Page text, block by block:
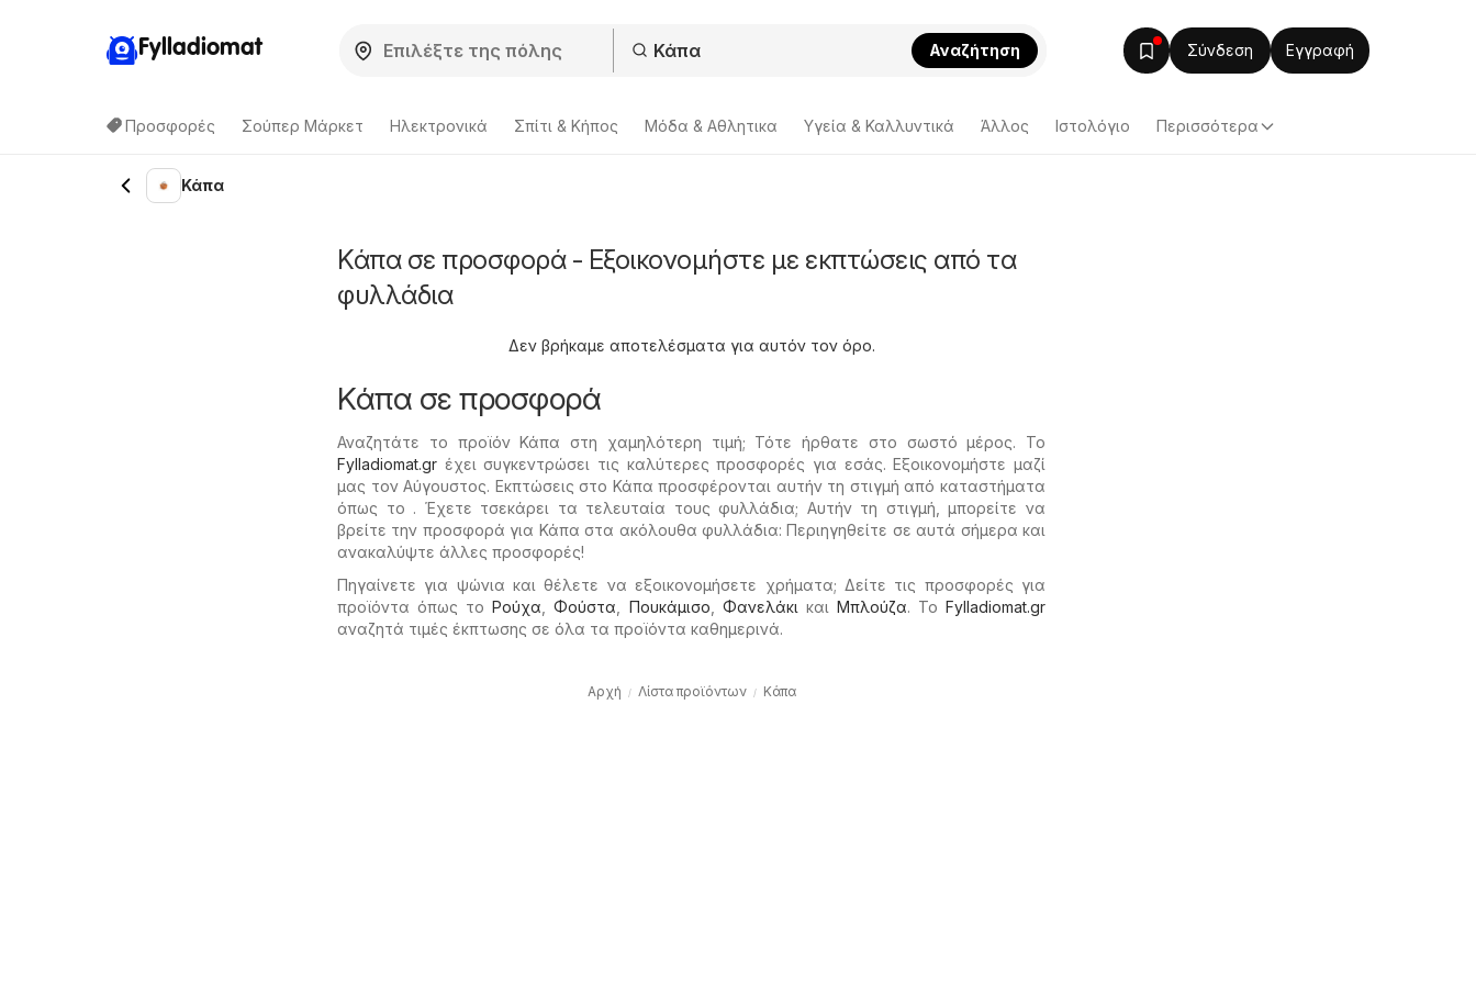
Fylladiomat Αναζήτηση Σύνδεση Εγγραφή
Προσφορές Σούπερ Μάρκετ Hλεκτρονικά Σπίτι & Κήπος Μόδα & Aθλητικα Υγεία & Καλλυντικά Άλλος Ιστολόγιο Περισσότερα
Κάπα
Κάπα σε προσφορά - Εξοικονομήστε με εκπτώσεις από τα
φυλλάδια
Δεν βρήκαμε αποτελέσματα για αυτόν τον όρο.
Κάπα σε προσφορά
Αναζητάτε το προϊόν Κάπα στη χαμηλότερη τιμή; Τότε ήρθατε στο σωστό μέρος. Το
Fylladiomat.gr έχει συγκεντρώσει τις καλύτερες προσφορές για εσάς. Εξοικονομήστε μαζί
μας τον Αύγουστος. Εκπτώσεις στο Κάπα προσφέρονται αυτήν τη στιγμή από καταστήματα
όπως το . Έχετε τσεκάρει τα τελευταία τους φυλλάδια; Αυτήν τη στιγμή, μπορείτε να
βρείτε την προσφορά για Κάπα στα ακόλουθα φυλλάδια: Περιηγηθείτε σε αυτά σήμερα και
ανακαλύψτε άλλες προσφορές!
Πηγαίνετε για ψώνια και θέλετε να εξοικονομήσετε χρήματα; Δείτε τις προσφορές για
προϊόντα όπως τοΡούχα ,Φούστα Πουκάμισο Φανελάκι και Μπλούζα. ΤοFylladiomat.gr
αναζητά τιμές έκπτωσης σε όλα τα προϊόντα καθημερινά.
Αρχή Λίστα προϊόντων Κάπα